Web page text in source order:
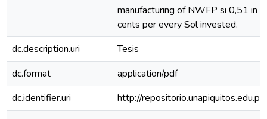
manufacturing of NWFP si 0,51 in
cents per every Sol invested.
dc.description.uri
Tesis
dc.format
application/pdf
dc.identifier.uri
http://